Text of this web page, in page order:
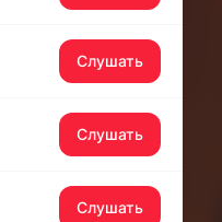
Слушать
Слушать
Слушать